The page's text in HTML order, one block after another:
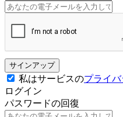
サインアップ
私はサービスのプライ
ログイン
パスワードの回復